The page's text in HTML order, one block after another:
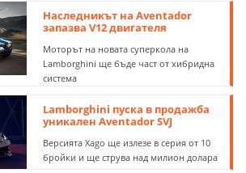
Наследникът на Aventador
запазва V12 двигателя
Моторът на новата суперкола на
Lamborghini ще бъде част от хибридна
система
Lamborghini пуска в продажба
уникален Aventador SVJ
Версията Xago ще излезе в серия от 10
бройки и ще струва над милион долара